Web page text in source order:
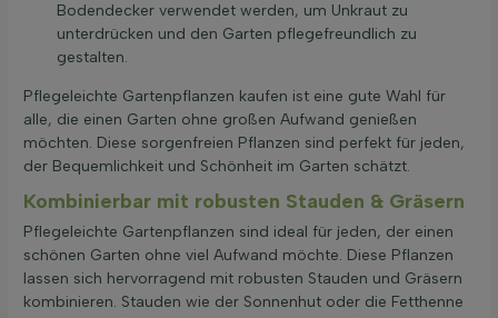
Bodendecker verwendet werden, um Unkraut zu
unterdrücken und den Garten pflegefreundlich zu
gestalten.
Pflegeleichte Gartenpflanzen kaufen ist eine gute Wahl für
alle, die einen Garten ohne großen Aufwand genießen
möchten. Diese sorgenfreien Pflanzen sind perfekt für jeden,
der Bequemlichkeit und Schönheit im Garten schätzt.
Kombinierbar mit robusten Stauden & Gräsern
Pflegeleichte Gartenpflanzen sind ideal für jeden, der einen
schönen Garten ohne viel Aufwand möchte. Diese Pflanzen
lassen sich hervorragend mit robusten Stauden und Gräsern
kombinieren. Stauden wie der Sonnenhut oder die Fetthenne